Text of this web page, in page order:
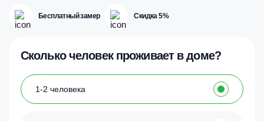
Бесплатный замер Скидка 5%
Сколько человек проживает в доме?
1-2 человека